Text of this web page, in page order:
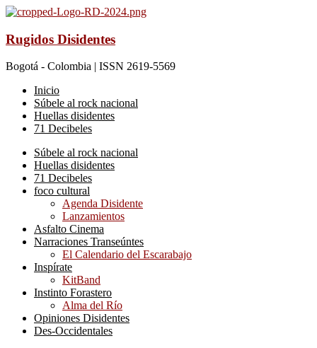
Rugidos Disidentes
Bogotá - Colombia | ISSN 2619-5569
Inicio
Súbele al rock nacional
Huellas disidentes
71 Decibeles
Súbele al rock nacional
Huellas disidentes
71 Decibeles
foco cultural
Agenda Disidente
Lanzamientos
Asfalto Cinema
Narraciones Transeúntes
El Calendario del Escarabajo
Inspírate
KitBand
Instinto Forastero
Alma del Río
Opiniones Disidentes
Des-Occidentales